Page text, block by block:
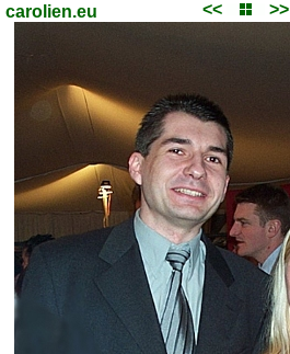
carolien.eu << >>